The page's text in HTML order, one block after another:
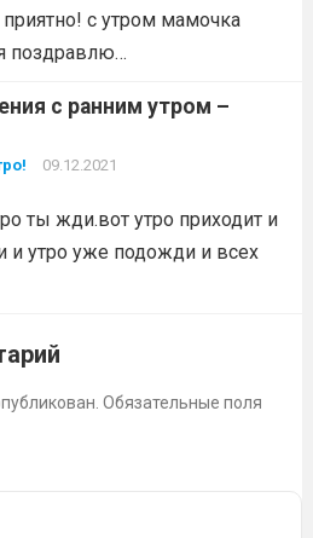
с утром мамочка
поздравлю…
с ранним утром –
09.12.2021
ты жди.вот утро приходит и
и утро уже подожди и всех
Обязательные поля